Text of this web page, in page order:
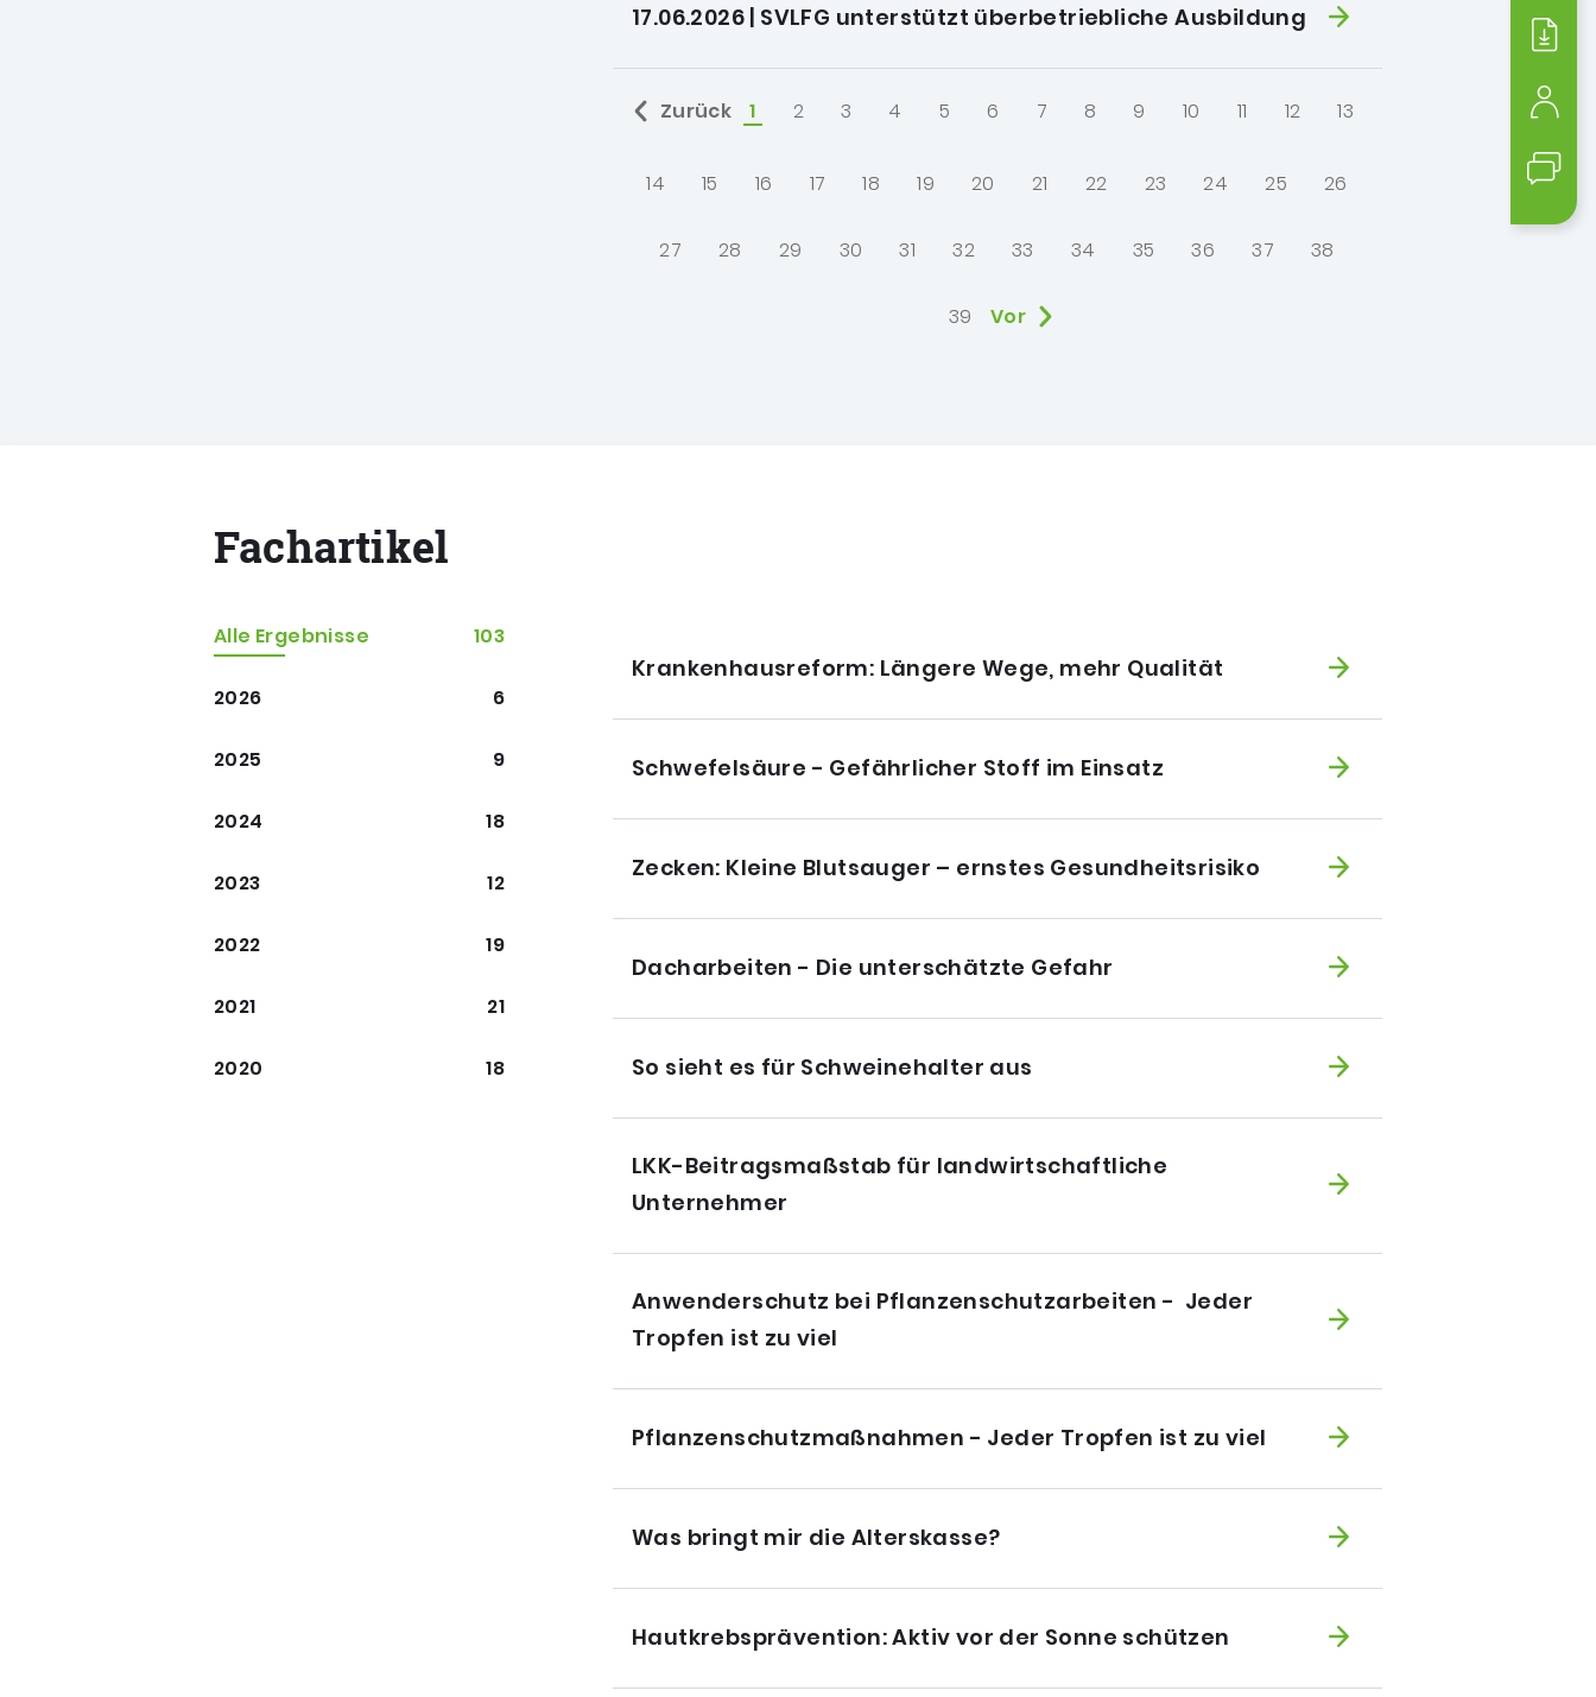
17.06.2026 | SVLFG unterstützt überbetriebliche Ausbildung
Zurück ausgewählt:
1 2 3 4 5 6 7 8 9 10 11 12 13
14 15 16 17 18 19 20 21 22 23 24 25 26
27 28 29 30 31 32 33 34 35 36 37 38
39 Vor
Fachartikel
Alle Ergebnisse 103
2026 6
2025 9
2024 18
2023 12
2022 19
2021 21
2020 18
Krankenhausreform: Längere Wege, mehr Qualität
Schwefelsäure - Gefährlicher Stoff im Einsatz
Zecken: Kleine Blutsauger – ernstes Gesundheitsrisiko
Dacharbeiten - Die unterschätzte Gefahr
So sieht es für Schweinehalter aus
LKK-Beitragsmaßstab für landwirtschaftliche
Unternehmer
Anwenderschutz bei Pflanzenschutzarbeiten - Jeder
Tropfen ist zu viel
Pflanzenschutzmaßnahmen - Jeder Tropfen ist zu viel
Was bringt mir die Alterskasse?
Hautkrebsprävention: Aktiv vor der Sonne schützen